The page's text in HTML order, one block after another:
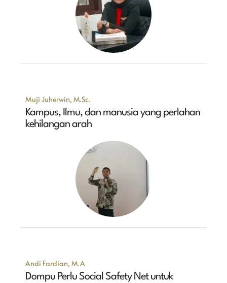
Muji Juherwin, M.Sc.
Kampus, Ilmu, dan manusia yang perlahan
kehilangan arah
Andi Fardian, M.A
Dompu Perlu Social Safety Net untuk